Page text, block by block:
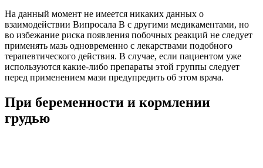
На данный момент не имеется никаких данных о
взаимодействии Випросала В с другими медикаментами, но
во избежание риска появления побочных реакций не следует
применять мазь одновременно с лекарствами подобного
терапевтического действия. В случае, если пациентом уже
используются какие-либо препараты этой группы следует
перед применением мази предупредить об этом врача.
При беременности и кормлении
грудью